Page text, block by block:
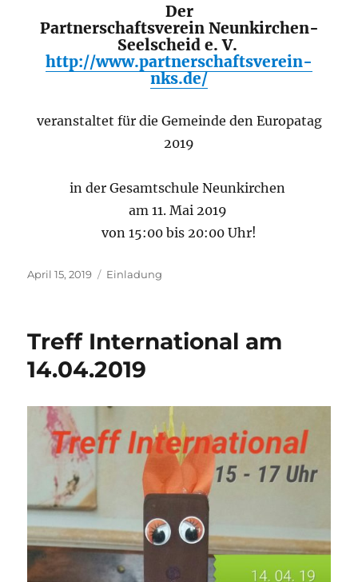
Der
Partnerschaftsverein Neunkirchen-
Seelscheid e. V.
http://www.partnerschaftsverein-
nks.de/
veranstaltet für die Gemeinde den Europatag
2019
in der Gesamtschule Neunkirchen
am 11. Mai 2019
von 15:00 bis 20:00 Uhr!
Veröffentlicht
April 15, 2019 Kategorien
Einladung
Treff International am
14.04.2019